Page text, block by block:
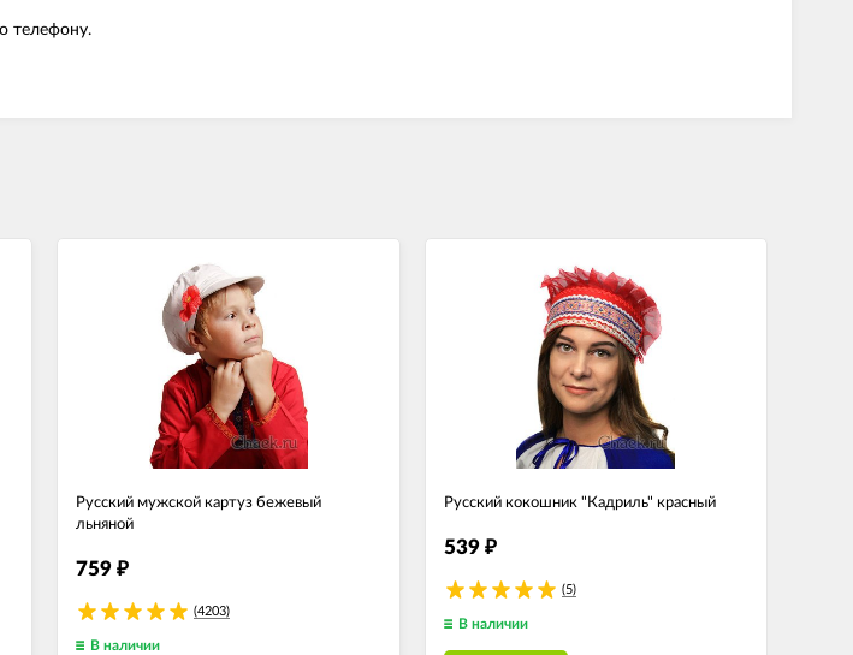
телефону.
Русский мужской картуз бежевый
льняной
759 ₽
(4203)
В наличии
Русский кокошник "Кадриль" красный
539 ₽
(5)
В наличии